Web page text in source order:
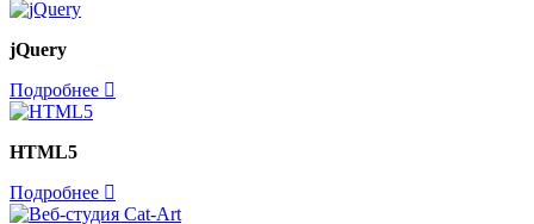
jQuery
Подробнее
HTML5
Подробнее